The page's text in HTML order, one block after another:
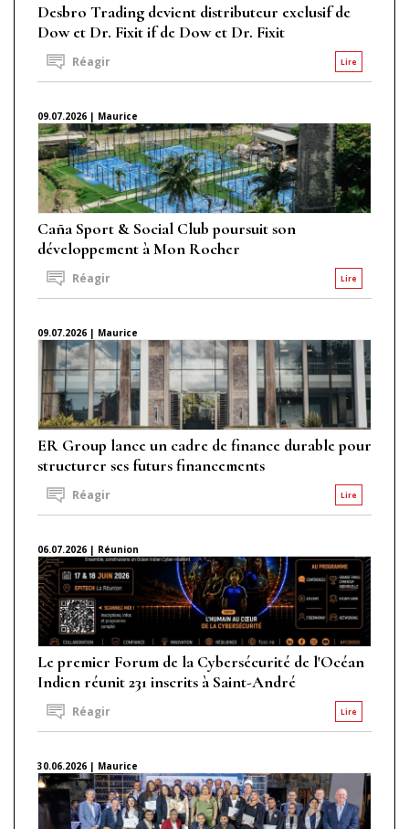
Desbro Trading devient distributeur exclusif de
Dow et Dr. Fixit if de Dow et Dr. Fixit
Lire
Réagir
09.07.2026 | Maurice
Caña Sport & Social Club poursuit son
développement à Mon Rocher
Lire
Réagir
09.07.2026 | Maurice
ER Group lance un cadre de finance durable pour
structurer ses futurs financements
Lire
Réagir
06.07.2026 | Réunion
Le premier Forum de la Cybersécurité de l'Océan
Indien réunit 231 inscrits à Saint-André
Lire
Réagir
30.06.2026 | Maurice